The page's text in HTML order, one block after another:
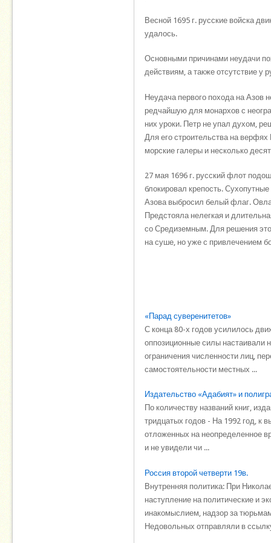
Весной 1695 г. русские войска
удалось.
Основными причинами неудачи
действиям, а также отсутствие у
Неудача первого похода на Азов
редчайшую для монархов с
них уроки. Петр не упал духом,
Для его строительства на
морские галеры и несколько
27 мая 1696 г. русский флот
блокировал крепость.
Азова выбросил белый флаг.
Предстояла нелегкая и
со Средиземным. Для решения
на суше, но уже с привлечением
«Парад суверенитетов»
С конца 80-х годов усилилось
оппозиционные силы настаивали
ограничения чис­ленности лиц,
самостоятельности местных ...
Издательство «Адабият» и
По количеству названий книг,
тридцатых годов - На 1992 год, к
отложенных на неопределенное
и не увидели чи ...
Россия второй четверти 19в.
Внутренняя политика: При
наступление на политические и
инакомыслием, надзор за
Недовольных отправляли в